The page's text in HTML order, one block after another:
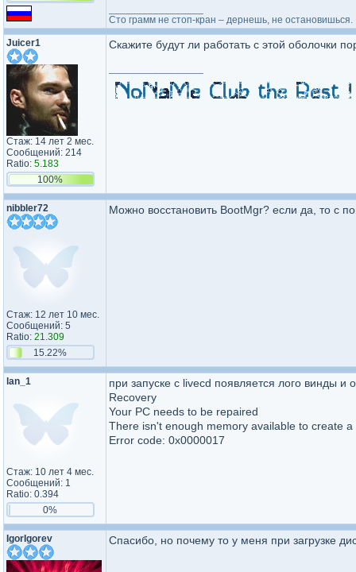
Сто грамм не стоп-кран – дернешь, не остановишься.
Juicer1
Стаж: 14 лет 2 мес.
Сообщений: 214
Ratio: 5.183
100%
Скажите будут ли работать с этой оболочки
nibbler72
Стаж: 12 лет 10 мес.
Сообщений: 5
Ratio: 21.309
15.22%
Можно восстановить BootMgr? если да, то с
lan_1
Стаж: 10 лет 4 мес.
Сообщений: 1
Ratio: 0.394
0%
при запуске с livecd появляется лого винды и
Recovery
Your PC needs to be repaired
There isn't enough memory available to create
Error code: 0x0000017
IgorIgorev Спасибо, но почему то у меня при загрузке